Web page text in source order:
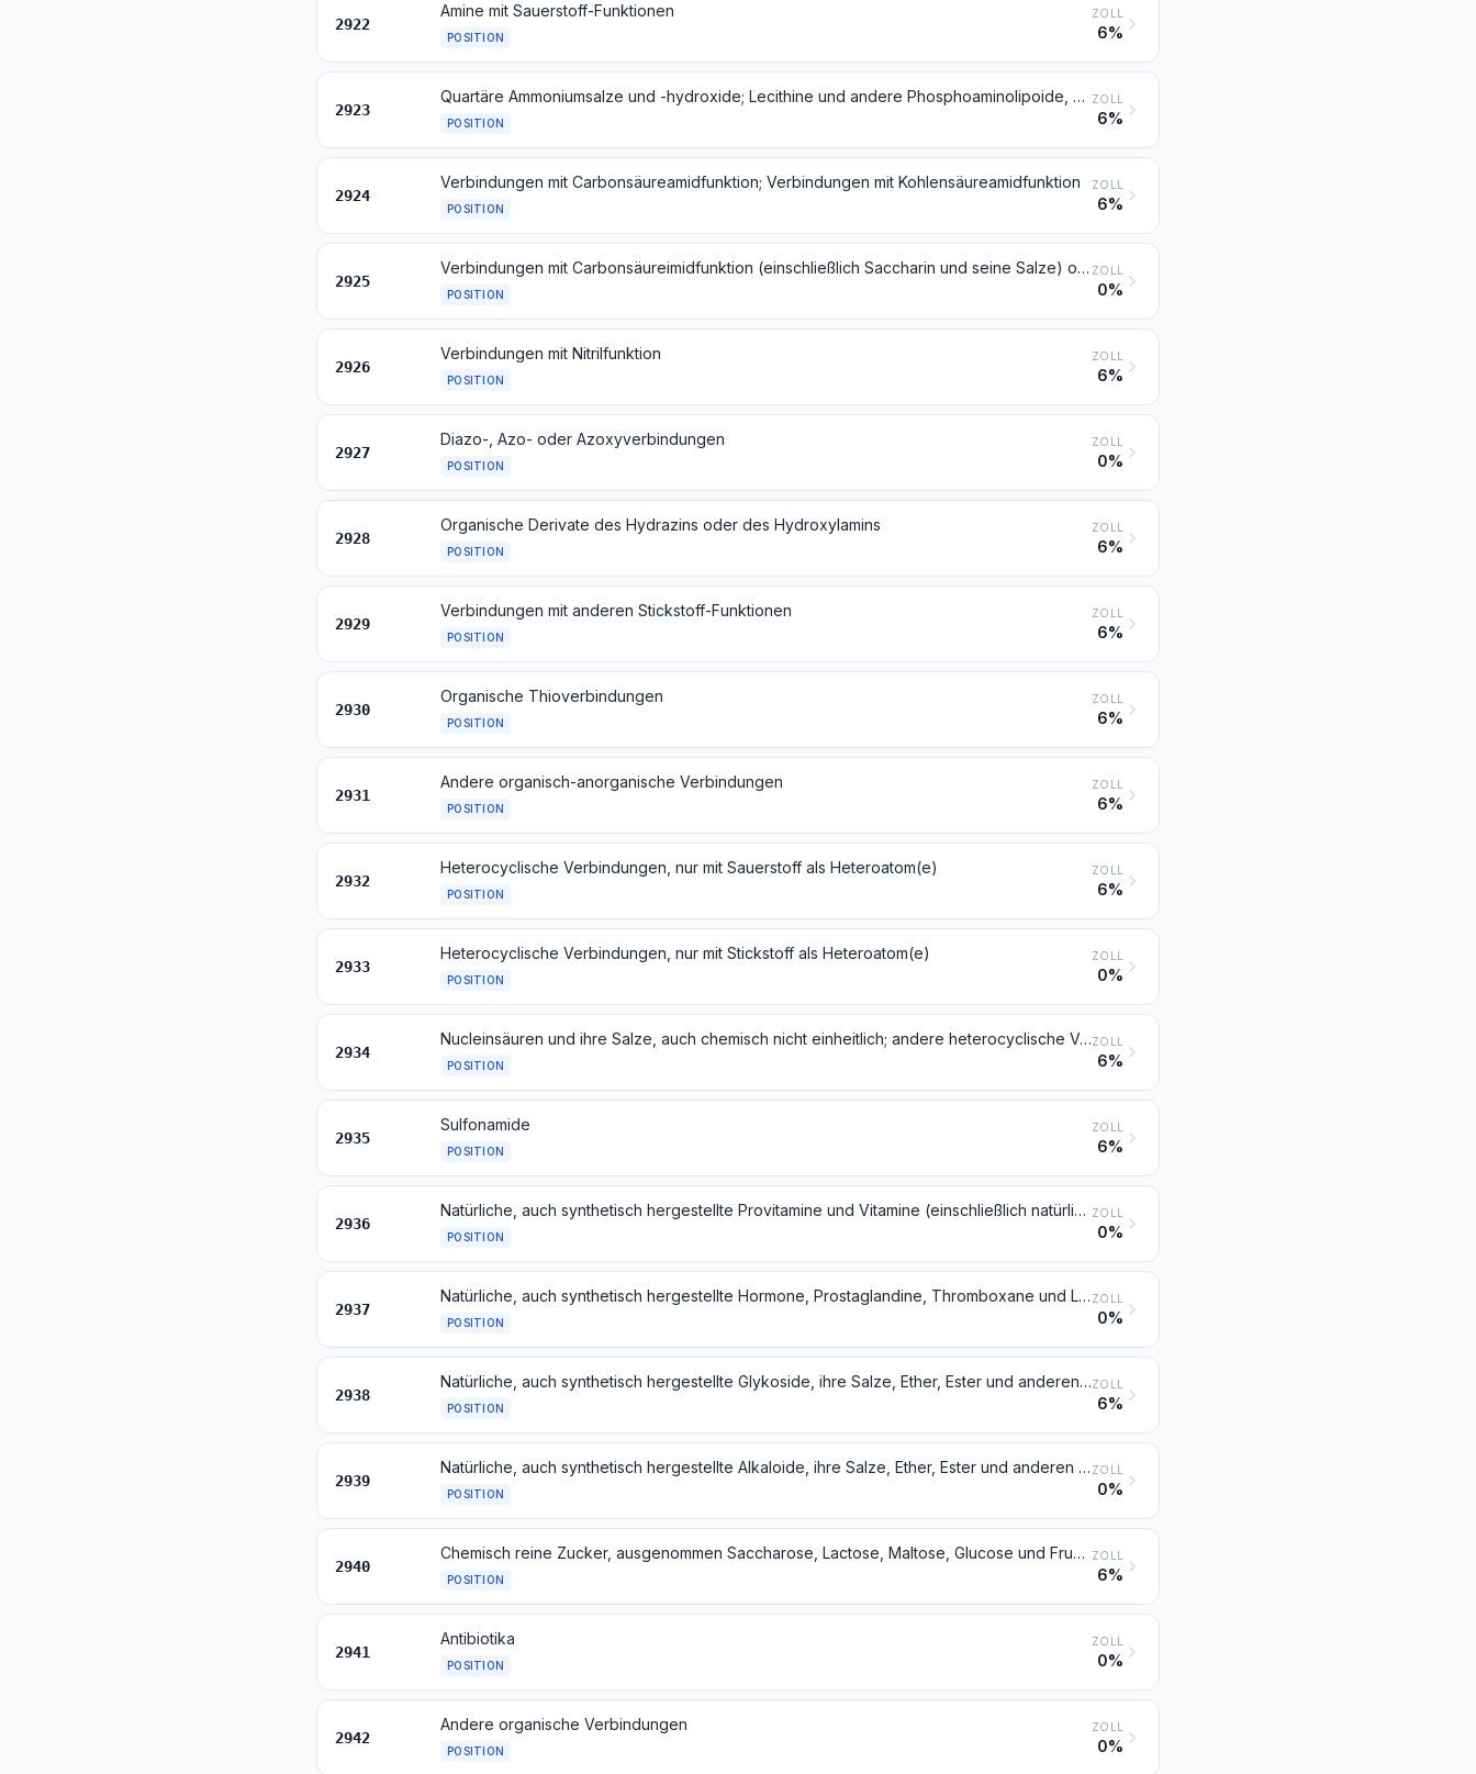
2922
Amine mit Sauerstoff-Funktionen
POSITION
ZOLL
6%
2923
Quartäre Ammoniumsalze und -hydroxide; Lecithine und andere Phosphoaminolipoide, auch chemisch nicht einheitlich
POSITION
ZOLL
6%
2924
Verbindungen mit Carbonsäureamidfunktion; Verbindungen mit Kohlensäureamidfunktion
POSITION
ZOLL
6%
2925
Verbindungen mit Carbonsäureimidfunktion (einschließlich Saccharin und seine Salze) oder Verbindungen mit Iminfunktion
POSITION
ZOLL
0%
2926
Verbindungen mit Nitrilfunktion
POSITION
ZOLL
6%
2927
Diazo-, Azo- oder Azoxyverbindungen
POSITION
ZOLL
0%
2928
Organische Derivate des Hydrazins oder des Hydroxylamins
POSITION
ZOLL
6%
2929
Verbindungen mit anderen Stickstoff-Funktionen
POSITION
ZOLL
6%
2930
Organische Thioverbindungen
POSITION
ZOLL
6%
2931
Andere organisch-anorganische Verbindungen
POSITION
ZOLL
6%
2932
Heterocyclische Verbindungen, nur mit Sauerstoff als Heteroatom(e)
POSITION
ZOLL
6%
2933
Heterocyclische Verbindungen, nur mit Stickstoff als Heteroatom(e)
POSITION
ZOLL
0%
2934
Nucleinsäuren und ihre Salze, auch chemisch nicht einheitlich; andere heterocyclische Verbindungen
POSITION
ZOLL
6%
2935
Sulfonamide
POSITION
ZOLL
6%
2936
Natürliche, auch synthetisch hergestellte Provitamine und Vitamine (einschließlich natürliche Konzentrate) und ihre hauptsächlich als Vitamine gebrauchten Derivate, auch untereinander gemischt, auch in Lösemitteln aller Art
POSITION
ZOLL
0%
2937
Natürliche, auch synthetisch hergestellte Hormone, Prostaglandine, Thromboxane und Leukotriene; deren Derivate und deren strukturverwandte Verbindungen, einschließlich Polypeptide mit modifizierter Kette, hauptsächlich als Hormone verwendet
POSITION
ZOLL
0%
2938
Natürliche, auch synthetisch hergestellte Glykoside, ihre Salze, Ether, Ester und anderen Derivate
POSITION
ZOLL
6%
2939
Natürliche, auch synthetisch hergestellte Alkaloide, ihre Salze, Ether, Ester und anderen Derivate
POSITION
ZOLL
0%
2940
Chemisch reine Zucker, ausgenommen Saccharose, Lactose, Maltose, Glucose und Fructose (Lävulose); Zuckerether, Zuckeracetale und Zuckerester und ihre Salze, ausgenommen Erzeugnisse der Position 2937, 2938 oder 2939
POSITION
ZOLL
6%
2941
Antibiotika
POSITION
ZOLL
0%
2942
Andere organische Verbindungen
POSITION
ZOLL
0%